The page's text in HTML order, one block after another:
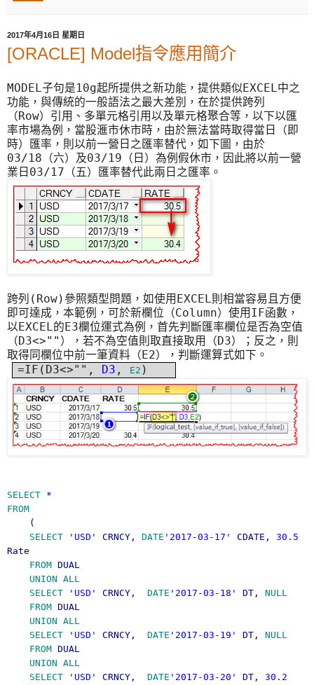
2017年4月16日 星期日
[ORACLE] Model指令應用簡介
MODEL 子句是10g起所提供之新功能，提供類似EXCEL 中之
功能，與傳統的一般語法之最大差別，在於提供跨列
（Row）引用、多單元格引用以及單元格聚合等，以下以匯
率市場為例，當股滙市休市時，由於無法當時取得當日（即
時）匯率，則以前一營日之匯率替代，如下圖，由於
03/18 （六）及03/19 （日）為例假休市，因此將以前一營
業日 03/17 （五）匯率替代此兩日之匯率。
跨列 (Row)參照類型問題，如使用 EXCEL 則相當容易且方便
即可達成，本範例，可於新欄位（Column）使用 IF函數，
以EXCEL 的E3欄位運式為例，首先判斷匯率欄位是否為空值
（D3<>"" ），若不為空值則取直接取用（D3）；反之，則
取得同欄位中前一筆資料（E2），判斷運算式如下。
=IF(D3<>"", D3 , E2 )
SELECT *
FROM
(
SELECT
'USD' CRNCY, DATE '2017-03-17' CDATE, 30.5
Rate
FROM DUAL
UNION ALL
SELECT
'USD' CRNCY, DATE '2017-03-18' DT, NULL
FROM DUAL
UNION ALL
SELECT
'USD' CRNCY, DATE '2017-03-19' DT, NULL
FROM DUAL
UNION ALL
SELECT
'USD' CRNCY, DATE '2017-03-20' DT, 30.2